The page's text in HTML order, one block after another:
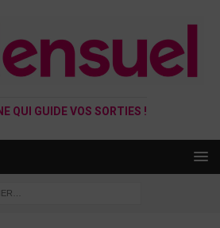
QUI GUIDE VOS SORTIES !